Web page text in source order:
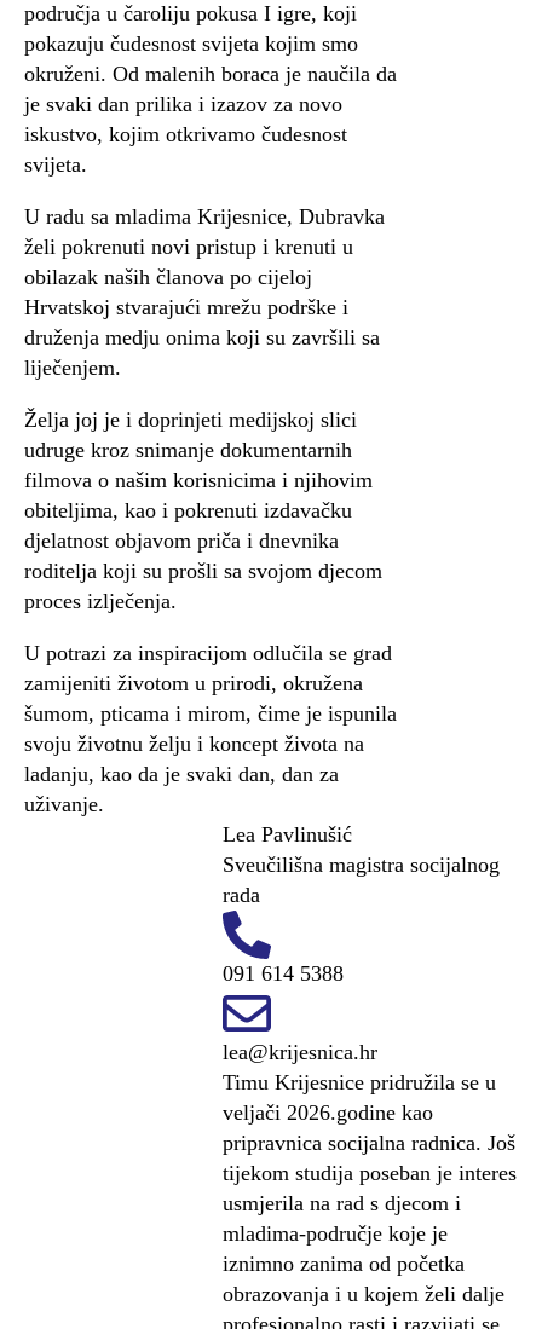
područja u čaroliju pokusa I igre, koji
pokazuju čudesnost svijeta kojim smo
okruženi. Od malenih boraca je naučila da
je svaki dan prilika i izazov za novo
iskustvo, kojim otkrivamo čudesnost
svijeta.
U radu sa mladima Krijesnice, Dubravka
želi pokrenuti novi pristup i krenuti u
obilazak naših članova po cijeloj
Hrvatskoj stvarajući mrežu podrške i
druženja medju onima koji su završili sa
liječenjem.
Želja joj je i doprinjeti medijskoj slici
udruge kroz snimanje dokumentarnih
filmova o našim korisnicima i njihovim
obiteljima, kao i pokrenuti izdavačku
djelatnost objavom priča i dnevnika
roditelja koji su prošli sa svojom djecom
proces izlječenja.
U potrazi za inspiracijom odlučila se grad
zamijeniti životom u prirodi, okružena
šumom, pticama i mirom, čime je ispunila
svoju životnu želju i koncept života na
ladanju, kao da je svaki dan, dan za
uživanje.
Lea Pavlinušić
Sveučilišna magistra socijalnog
rada
091 614 5388
lea@krijesnica.hr
Timu Krijesnice pridružila se u
veljači 2026.godine kao
pripravnica socijalna radnica. Još
tijekom studija poseban je interes
usmjerila na rad s djecom i
mladima-područje koje je
iznimno zanima od početka
obrazovanja i u kojem želi dalje